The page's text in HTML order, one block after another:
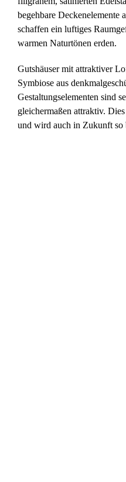
begehbare Deckenelemente
schaffen ein luftiges
warmen Naturtönen erden.
Gutshäuser mit attraktiver
Symbiose aus
Gestaltungselementen sind
gleichermaßen attraktiv.
und wird auch in Zukunft so